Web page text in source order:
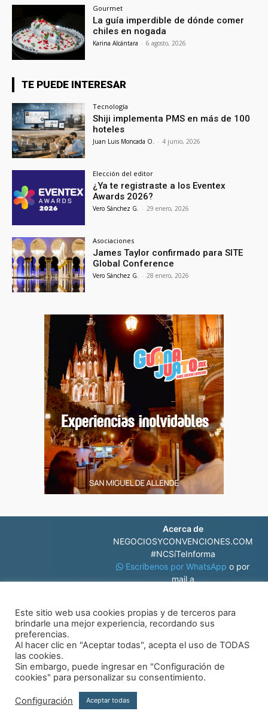
Gourmet
La guía imperdible de dónde comer
chiles en nogada
Karina Alcántara - 6 agosto, 2026
TE PUEDE INTERESAR
Tecnología
Shiji implementa PMS en más de 100
hoteles
Juan Luis Moncada O. - 4 junio, 2026
Elección del editor
¿Ya te registraste a los Eventex
Awards 2026?
Vero Sánchez G. - 29 enero, 2026
Asociaciones
James Taylor confirmado para SITE
Global Conference
Vero Sánchez G. - 28 enero, 2026
Acerca de
NEGOCIOSYCONVENCIONES.COM
#NCSíTeInforma
Escríbenos por WhatsAppo por
mail a
© Negocios y Convenciones
Aviso de privacidad
Este sitio web usa cookies propias y de terceros para
brindarle una mejor experiencia, recordando sus
preferencias.
Al hacer clic en "Aceptar todas", acepta el uso de TODAS
las cookies.
Sin embargo, puede ingresar en "Configuración de
cookies" para personalizar su consentimiento.
Configuración Aceptar todas